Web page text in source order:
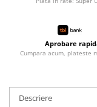
Aprobare
Cumpara acum, plateste
Descriere